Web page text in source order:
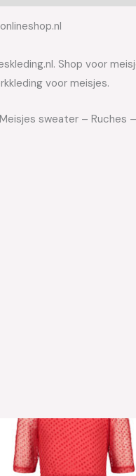
Shop voor
voor meisjes.
sweater – Ruches